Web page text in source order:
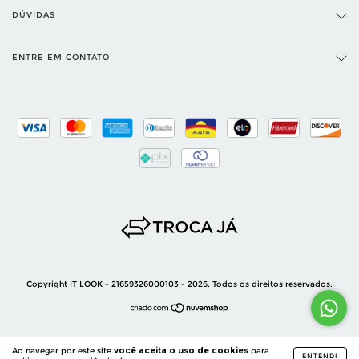
Ao navegar por este site você aceita o uso de cookies para
ENTENDI
DÚVIDAS
ENTRE EM CONTATO
Copyright IT LOOK - 21659326000103 - 2026. Todos os direitos reservados.